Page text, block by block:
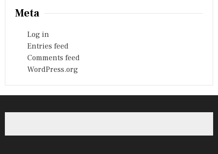
Meta
Log in
Entries feed
Comments feed
WordPress.org